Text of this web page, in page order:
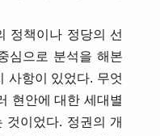
정책이나 정당의 선
심으로 분석을 해본
사항이 있었다. 무엇
현안에 대한 세대별
것이었다. 정권의 개